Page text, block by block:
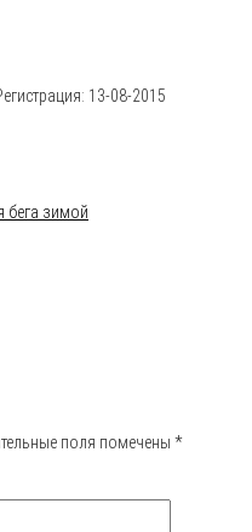
13-08-2015
бега зимой
поля помечены *